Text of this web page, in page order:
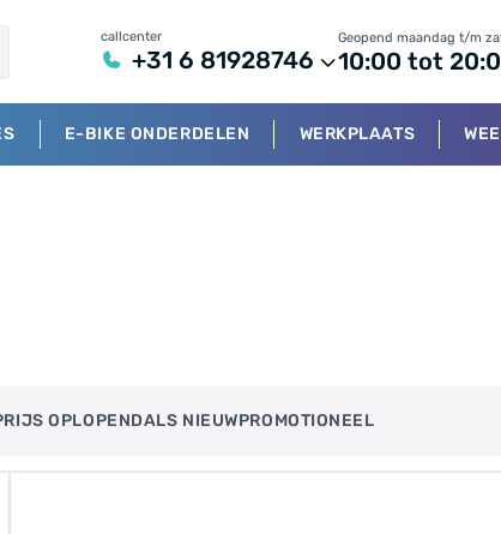
callcenter
+31 6 81928746
Geopend maandag t/m
10:00 tot
E-BIKE ONDERDELEN WERKPLAATS
OPLOPEND​ALS NIEUWPROMOTIONEEL